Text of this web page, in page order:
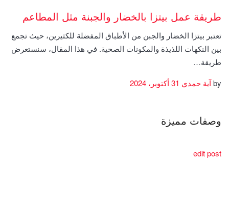
طريقة عمل بيتزا بالخضار والجبنة مثل المطاعم
تعتبر بيتزا الخضار والجبن من الأطباق المفضلة للكثيرين، حيث تجمع
بين النكهات اللذيذة والمكونات الصحية. في هذا المقال، سنستعرض
طريقة…
byآية حمدي
وصفات مميزة
edit post